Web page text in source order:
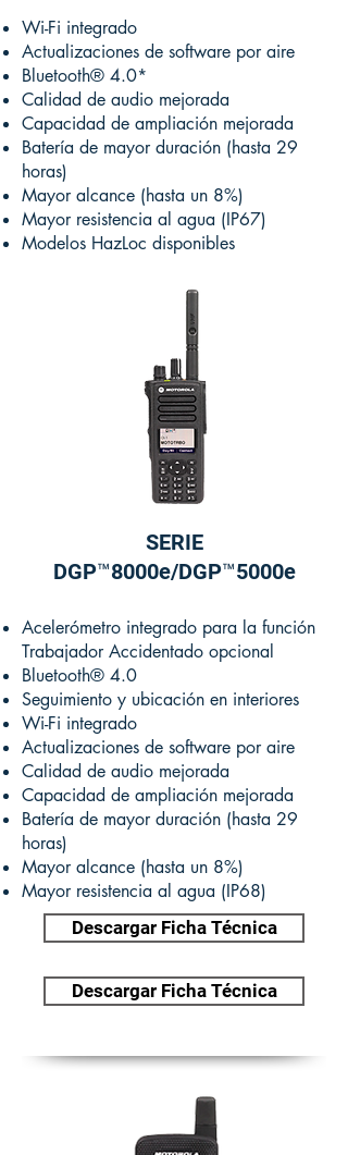
Wi-Fi integrado
Actualizaciones de software por aire
Bluetooth® 4.0*
Calidad de audio mejorada
Capacidad de ampliación mejorada
Batería de mayor duración (hasta 29
horas)
Mayor alcance (hasta un 8%)
Mayor resistencia al agua (IP67)
Modelos HazLoc disponibles
SERIE
DGP™8000e/DGP™5000e
Acelerómetro integrado para la función
Trabajador Accidentado opcional
Bluetooth® 4.0
Seguimiento y ubicación en interiores
Wi-Fi integrado
Actualizaciones de software por aire
Calidad de audio mejorada
Capacidad de ampliación mejorada
Batería de mayor duración (hasta 29
horas)
Mayor alcance (hasta un 8%)
Mayor resistencia al agua (IP68)
Descargar Ficha Técnica
Descargar Ficha Técnica